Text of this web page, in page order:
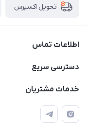
تحویل اکسپرس
اطلاعات تماس
09171115348
طبقه همکف واحد 131
دسترسی سریع
مجله فروشگاه
درباره ما
خدمات مشتریان
قوانین و مقررات
حریم خصوصی